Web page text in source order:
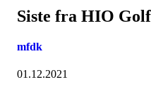
Siste fra HIO
mfdk
01.12.2021